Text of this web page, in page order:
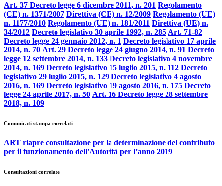
Art. 37 Decreto legge 6 dicembre 2011, n. 201 Regolamento
(CE) n. 1371/2007 Direttiva (CE) n. 12/2009 Regolamento (UE)
n. 1177/2010 Regolamento (UE) n. 181/2011 Direttiva (UE) n.
34/2012 Decreto legislativo 30 aprile 1992, n. 285 Art. 71-82
Decreto legge 24 gennaio 2012, n. 1 Decreto legislativo 17 aprile
2014, n. 70 Art. 29 Decreto legge 24 giugno 2014, n. 91 Decreto
legge 12 settembre 2014, n. 133 Decreto legislativo 4 novembre
2014, n. 169 Decreto legislativo 15 luglio 2015, n. 112 Decreto
legislativo 29 luglio 2015, n. 129 Decreto legislativo 4 agosto
2016, n. 169 Decreto legislativo 19 agosto 2016, n. 175 Decreto
legge 24 aprile 2017, n. 50 Art. 16 Decreto legge 28 settembre
2018, n. 109
Comunicati stampa correlati
ART riapre consultazione per la determinazione del contributo
per il funzionamento dell'Autorità per l’anno 2019
Consultazioni correlate